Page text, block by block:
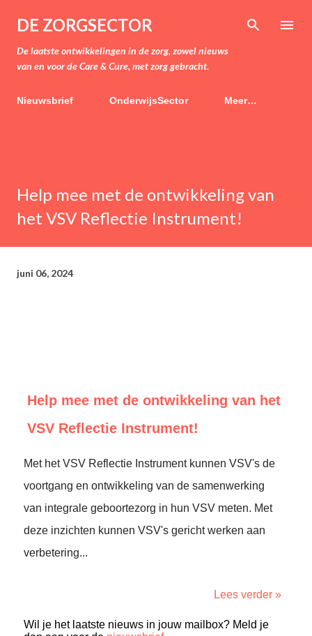
Doorgaan naar hoofdcontent
DE ZORGSECTOR
De laatste ontwikkelingen in de zorg, zowel nieuws
van en voor de Care & Cure, met zorg gebracht.
Nieuwsbrief OnderwijsSector Meer…
Help mee met de ontwikkeling van
het VSV Reflectie Instrument!
juni 06, 2024
Help mee met de ontwikkeling van het
VSV Reflectie Instrument!
Met het VSV Reflectie Instrument kunnen VSV's de
voortgang en ontwikkeling van de samenwerking
van integrale geboortezorg in hun VSV meten. Met
deze inzichten kunnen VSV's gericht werken aan
verbetering...
Lees verder »
Wil je het laatste nieuws in jouw mailbox? Meld je